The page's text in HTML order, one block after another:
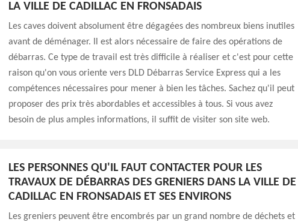
LA VILLE DE CADILLAC EN FRONSADAIS
Les caves doivent absolument être dégagées des nombreux biens inutiles
avant de déménager. Il est alors nécessaire de faire des opérations de
débarras. Ce type de travail est très difficile à réaliser et c'est pour cette
raison qu'on vous oriente vers DLD Débarras Service Express qui a les
compétences nécessaires pour mener à bien les tâches. Sachez qu'il peut
proposer des prix très abordables et accessibles à tous. Si vous avez
besoin de plus amples informations, il suffit de visiter son site web.
LES PERSONNES QU'IL FAUT CONTACTER POUR LES
TRAVAUX DE DÉBARRAS DES GRENIERS DANS LA VILLE DE
CADILLAC EN FRONSADAIS ET SES ENVIRONS
Les greniers peuvent être encombrés par un grand nombre de déchets et